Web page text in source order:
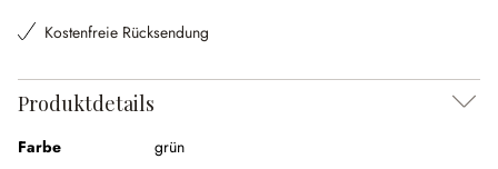
Kostenfreie Rücksendung
Produktdetails
Farbe
grün